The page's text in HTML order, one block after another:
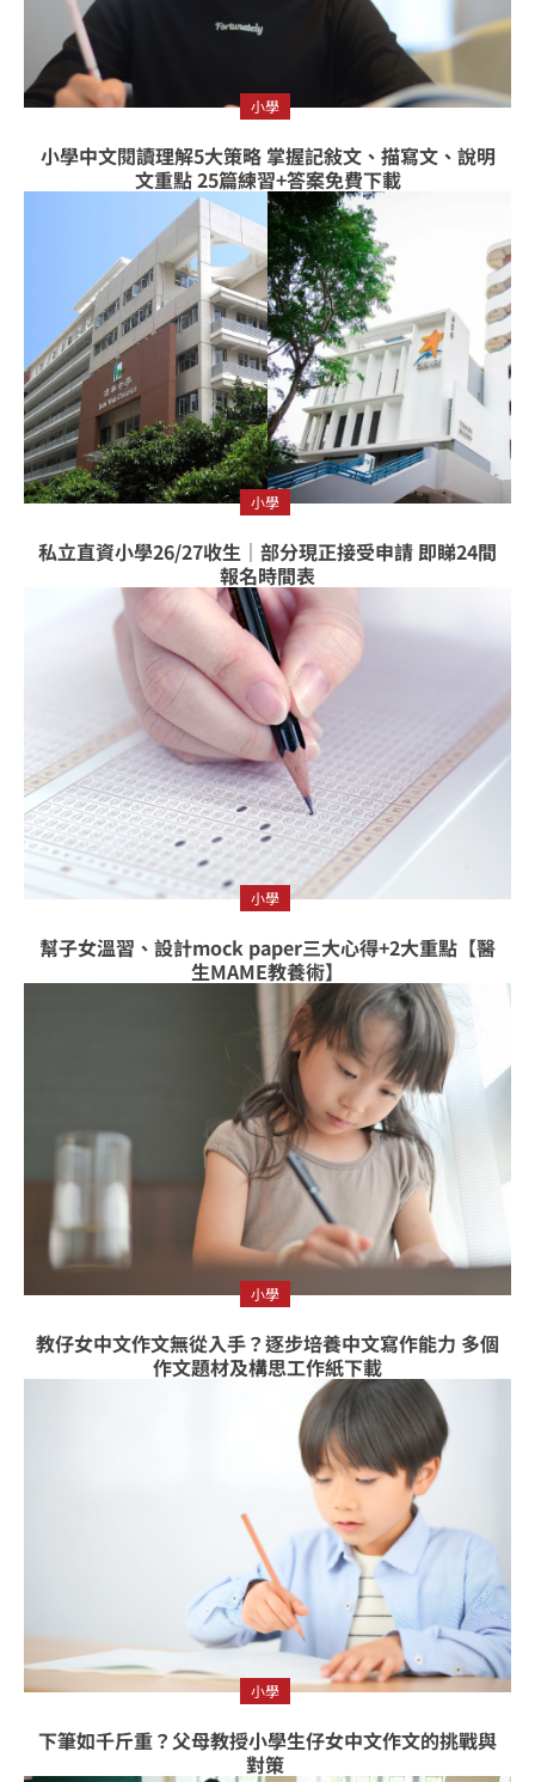
小學
小學中文閱讀理解5大策略 掌握記敍文、描寫文、說明
文重點 25篇練習+答案免費下載
小學
私立直資小學26/27收生｜部分現正接受申請 即睇24間
報名時間表
小學
幫子女溫習、設計mock paper三大心得+2大重點【醫
生MAME教養術】
小學
教仔女中文作文無從入手？逐步培養中文寫作能力 多個
作文題材及構思工作紙下載
小學
下筆如千斤重？父母教授小學生仔女中文作文的挑戰與
對策